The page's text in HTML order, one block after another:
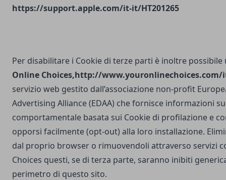
https://support.apple.com/it-it/HT201265
Per disabilitare i Cookie di terze parti è inoltre
Online Choices,http://www.youronlinechoices.com/
servizio web gestito dall’associazione non-profit
Advertising Alliance (EDAA) che fornisce informazioni
comportamentale basata sui Cookie di profilazione e
opporsi facilmente (opt-out) alla loro installazione.
dal proprio browser o rimuovendoli attraverso servizi
Choices questi, se di terza parte, saranno inibiti
perimetro di questo sito.